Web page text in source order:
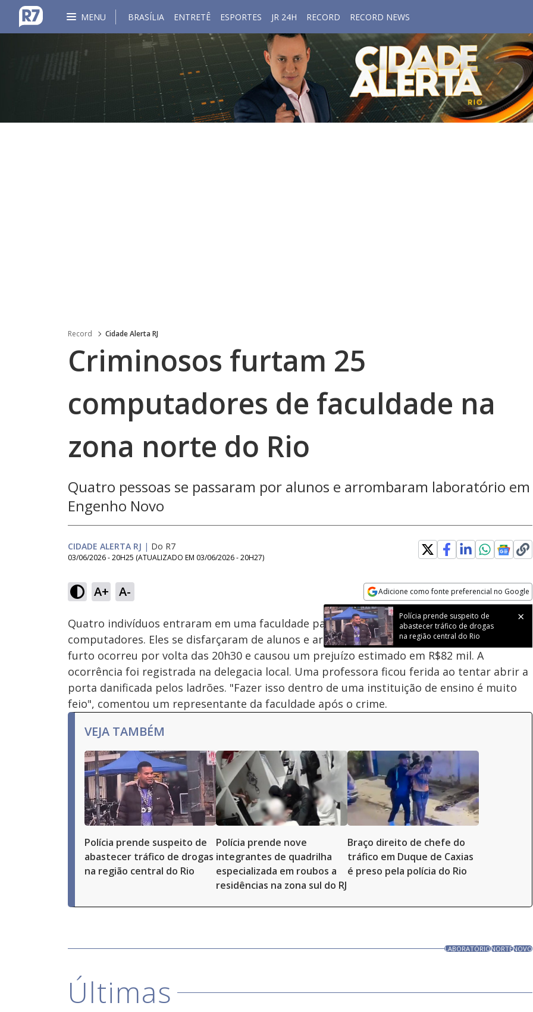
MENU BRASÍLIA ENTRETÊ ESPORTES JR 24H RECORD RECORD NEWS
Record Cidade Alerta RJ
Criminosos furtam 25
computadores de faculdade na
zona norte do Rio
Quatro pessoas se passaram por alunos e arrombaram laboratório em
Engenho Novo
CIDADE ALERTA RJ | Do R7
03/06/2026 - 20H25 (ATUALIZADO EM 03/06/2026 - 20H27)
A+ A- Adicione como fonte preferencial no Google
Opens in new window
Polícia prende suspeito de
abastecer tráfico de drogas
na região central do Rio
Ativar
Som
Velocidade
Quatro indivíduos entraram em uma faculdade particular no Engenho Novo e furtaram 25
computadores. Eles se disfarçaram de alunos e arrombaram a porta do laboratório. O
furto ocorreu por volta das 20h30 e causou um prejuízo estimado em R$82 mil. A
ocorrência foi registrada na delegacia local. Uma professora ficou ferida ao tentar abrir a
porta danificada pelos ladrões. "Fazer isso dentro de uma instituição de ensino é muito
feio", comentou um representante da faculdade após o crime.
VEJA TAMBÉM
Polícia prende suspeito de
abastecer tráfico de drogas
na região central do Rio
Polícia prende nove
integrantes de quadrilha
especializada em roubos a
residências na zona sul do RJ
Braço direito de chefe do
tráfico em Duque de Caxias
é preso pela polícia do Rio
LABORATÓRIONORTENOVO
Últimas